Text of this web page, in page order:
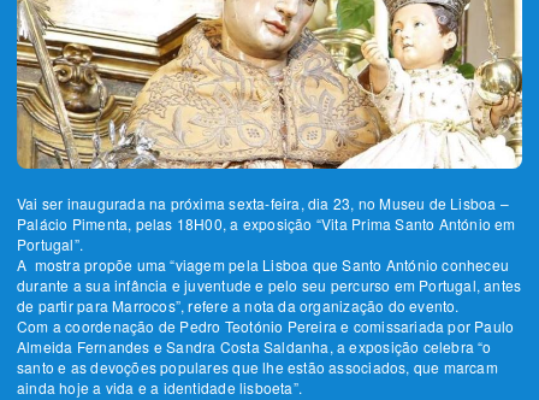
Vai ser inaugurada na próxima sexta-feira, dia 23, no Museu de Lisboa –
Palácio Pimenta, pelas 18H00, a exposição “Vita Prima Santo António em
Portugal”.
A mostra propõe uma “viagem pela Lisboa que Santo António conheceu
durante a sua infância e juventude e pelo seu percurso em Portugal, antes
de partir para Marrocos”, refere a nota da organização do evento.
Com a coordenação de Pedro Teotónio Pereira e comissariada por Paulo
Almeida Fernandes e Sandra Costa Saldanha, a exposição celebra “o
santo e as devoções populares que lhe estão associados, que marcam
ainda hoje a vida e a identidade lisboeta”.